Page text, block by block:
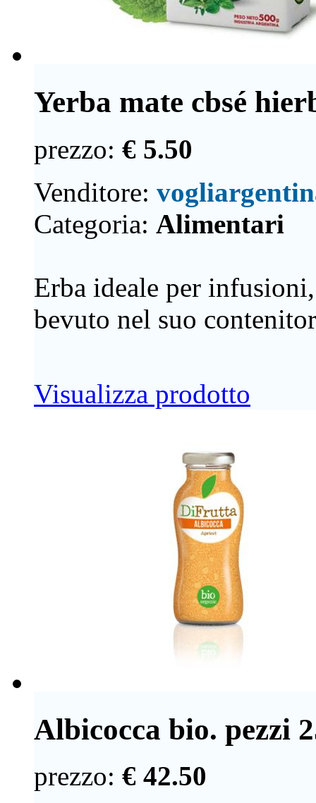
Yerba mate cbsé
prezzo: € 5.50
Venditore:
Categoria: Alimentari
Erba ideale per
bevuto nel suo
Visualizza prodotto
Albicocca bio. pezzi
prezzo: € 42.50